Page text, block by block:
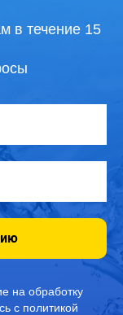
в течение 15
на обработку
с политикой